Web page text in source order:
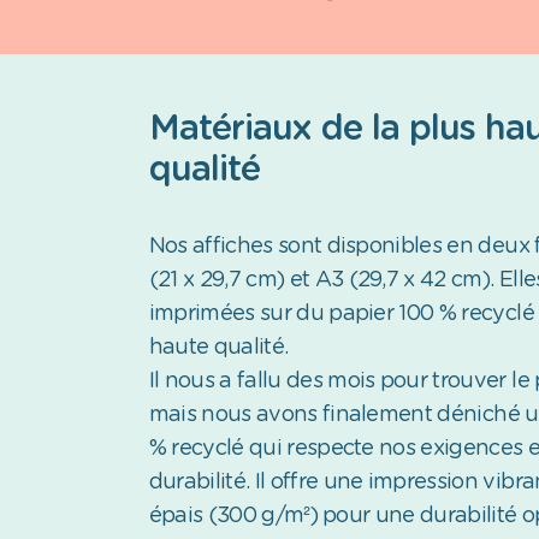
Matériaux de la plus
qualité
Nos affiches sont disponibles en deux
(21 x 29,7 cm) et A3 (29,7 x 42 cm).
imprimées sur du papier 100 %
haute qualité.
Il nous a fallu des mois pour trouver
mais nous avons finalement déniché
% recyclé qui respecte nos exigences
durabilité. Il offre une impression
épais (300 g/m²) pour une durabilité